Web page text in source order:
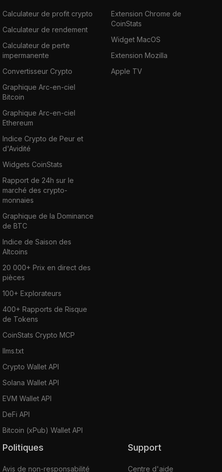
Calculateur de profit crypto
Calculateur de rendement
Calculateur de perte
impermanente
Convertisseur Crypto
Graphique Arc-en-ciel
Bitcoin
Graphique Arc-en-ciel
Ethereum
Indice Crypto de Peur et
d'Avidité
Widgets CoinStats
Rapport de 24h sur le
marché des crypto-
monnaies
Graphique de la Dominance
de BTC
Indice de Saison des
Altcoins
20 000+ Prix en direct des
pièces
100+ Explorateurs
400+ Rapports de Risque
de Tokens
CoinStats Crypto MCP
llms.txt
Crypto Wallet API
Solana Wallet API
EVM Wallet API
DeFi API
Bitcoin (xPub) Wallet API
Extension Chrome de
CoinStats
Widget MacOS
Extension Mozilla
Apple TV
Politiques
Avis de non-responsabilité
Support
Centre d'aide